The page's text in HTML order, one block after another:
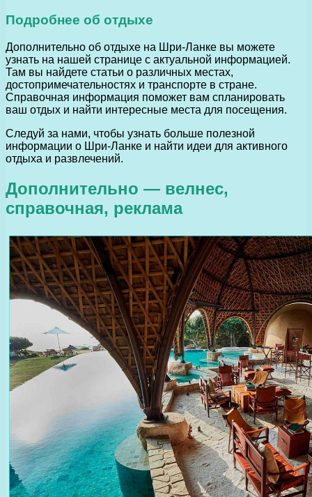
Подробнее об отдыхе
Дополнительно об отдыхе на Шри-Ланке вы можете
узнать на нашей странице с актуальной информацией.
Там вы найдете статьи о различных местах,
достопримечательностях и транспорте в стране.
Справочная информация поможет вам спланировать
ваш отдых и найти интересные места для посещения.
Следуй за нами, чтобы узнать больше полезной
информации о Шри-Ланке и найти идеи для активного
отдыха и развлечений.
Дополнительно — велнес,
справочная, реклама